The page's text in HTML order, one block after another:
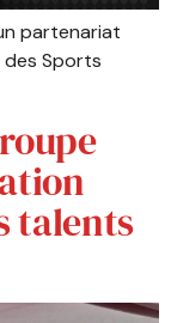
partenariat
Sports
talents